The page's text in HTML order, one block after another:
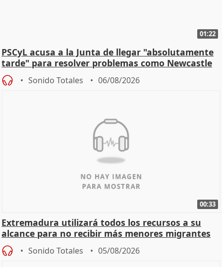
01:22
PSCyL acusa a la Junta de llegar "absolutamente
tarde" para resolver problemas como Newcastle
Sonido Totales 06/08/2026
00:33
Extremadura utilizará todos los recursos a su
alcance para no recibir más menores migrantes
Sonido Totales 05/08/2026